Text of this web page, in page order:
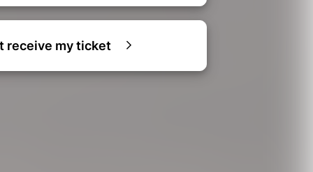
receive my ticket